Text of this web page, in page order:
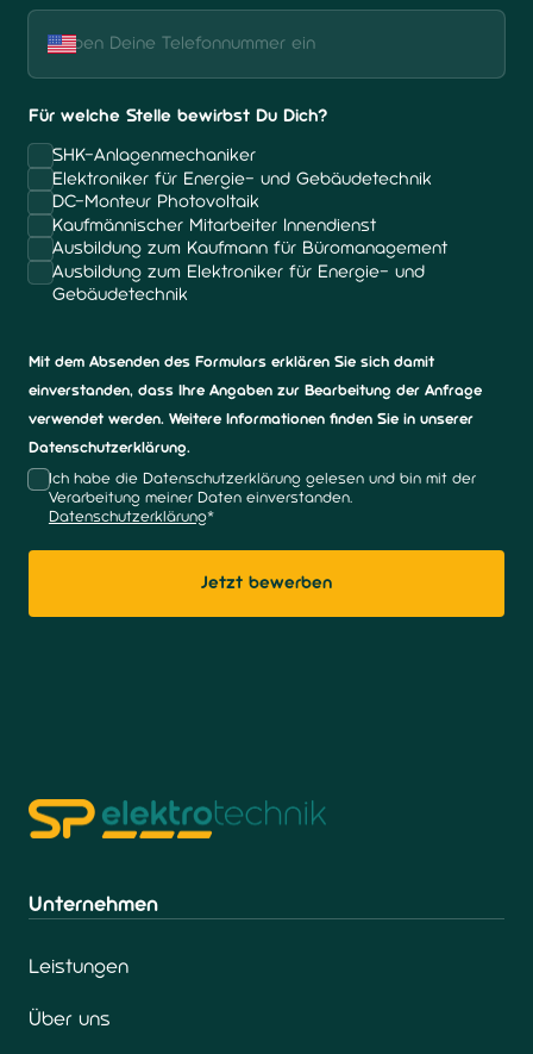
Für welche Stelle bewirbst Du Dich?
SHK-Anlagenmechaniker
Elektroniker für Energie- und Gebäudetechnik
DC-Monteur Photovoltaik
Kaufmännischer Mitarbeiter Innendienst
Ausbildung zum Kaufmann für Büromanagement
Ausbildung zum Elektroniker für Energie- und
Gebäudetechnik
Mit dem Absenden des Formulars erklären Sie sich damit
einverstanden, dass Ihre Angaben zur Bearbeitung der Anfrage
verwendet werden. Weitere Informationen finden Sie in unserer
Datenschutzerklärung.
Ich habe die Datenschutzerklärung gelesen und bin mit der
Verarbeitung meiner Daten einverstanden.
Datenschutzerklärung(opens in new tab)
*
Jetzt bewerben
Unternehmen
Leistungen
Über uns